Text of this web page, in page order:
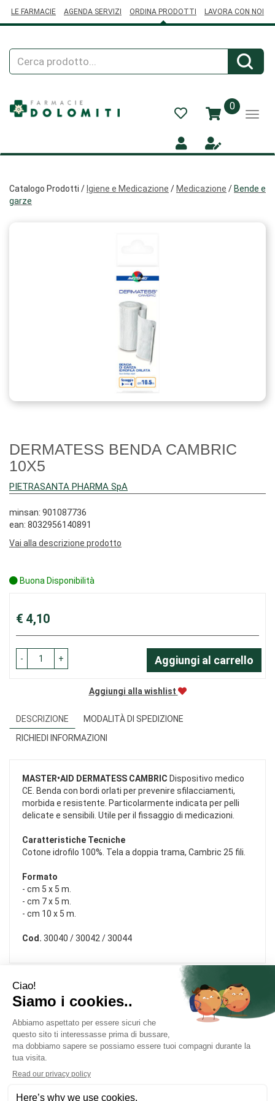
LE FARMACIE AGENDA SERVIZI ORDINA PRODOTTI LAVORA CON NOI
Cerca
Prodotto
0prodotti
inseriti
Catalogo Prodotti / Igiene e Medicazione / Medicazione / Bende e
garze
DERMATESS BENDA CAMBRIC
10X5
PIETRASANTA PHARMA SpA
minsan: 901087736
ean: 8032956140891
Vai alla descrizione prodotto
Buona Disponibilità
Prezzo
€ 4,10
- + Aggiungi al carrello
Aggiungi alla wishlist
DESCRIZIONE
MODALITÀ DI SPEDIZIONE
RICHIEDI INFORMAZIONI
MASTER•AID DERMATESS CAMBRIC Dispositivo medico
CE. Benda con bordi orlati per prevenire sfilacciamenti,
morbida e resistente. Particolarmente indicata per pelli
delicate e sensibili. Utile per il fissaggio di medicazioni.
Caratteristiche Tecniche
Cotone idrofilo 100%. Tela a doppia trama, Cambric 25 fili.
Formato
- cm 5 x 5 m.
- cm 7 x 5 m.
- cm 10 x 5 m.
Cod. 30040 / 30042 / 30044
Informativa Privacy
Cookie Policy
Contatti
Link Veloci
Condizioni di Vendita